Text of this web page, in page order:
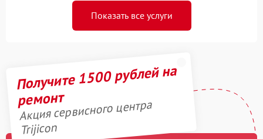
Показать все услуги
Получите 1500 рублей на
ремонт
Акция сервисного центра
Trijicon